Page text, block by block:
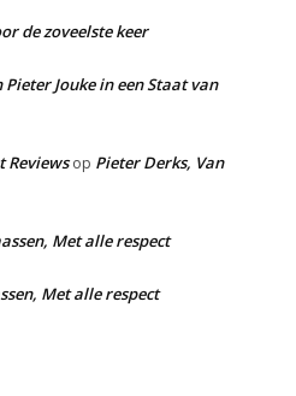
de zoveelste keer
Jouke in een Staat van
Reviewsop Pieter Derks, Van
Met alle respect
Met alle respect